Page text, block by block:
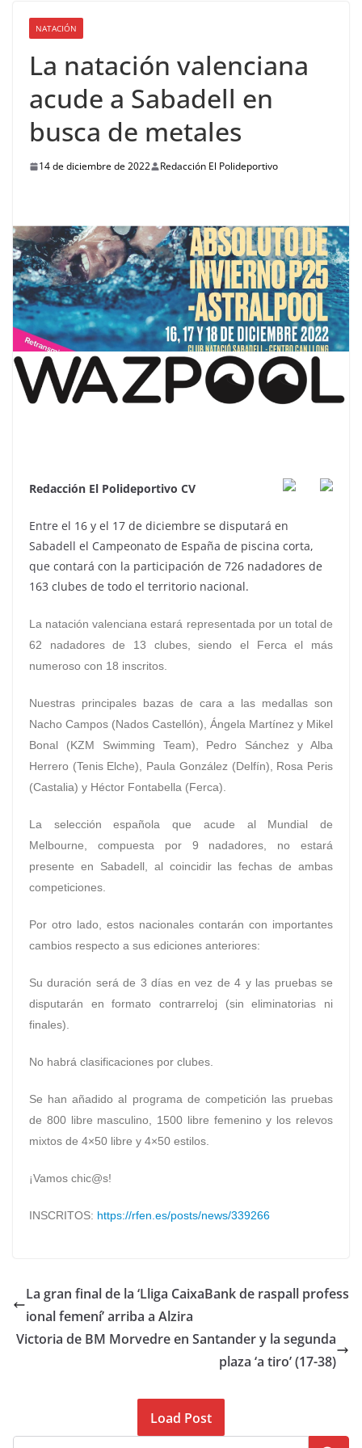
NATACIÓN
La natación valenciana
acude a Sabadell en
busca de metales
14 de diciembre de 2022 Redacción El Polideportivo
Redacción El Polideportivo CV
Entre el 16 y el 17 de diciembre se disputará en
Sabadell el Campeonato de España de piscina corta,
que contará con la participación de 726 nadadores de
163 clubes de todo el territorio nacional.
La natación valenciana estará representada por un total de
62 nadadores de 13 clubes, siendo el Ferca el más
numeroso con 18 inscritos.
Nuestras principales bazas de cara a las medallas son
Nacho Campos (Nados Castellón), Ángela Martínez y Mikel
Bonal (KZM Swimming Team), Pedro Sánchez y Alba
Herrero (Tenis Elche), Paula González (Delfín), Rosa Peris
(Castalia) y Héctor Fontabella (Ferca).
La selección española que acude al Mundial de
Melbourne, compuesta por 9 nadadores, no estará
presente en Sabadell, al coincidir las fechas de ambas
competiciones.
Por otro lado, estos nacionales contarán con importantes
cambios respecto a sus ediciones anteriores:
Su duración será de 3 días en vez de 4 y las pruebas se
disputarán en formato contrarreloj (sin eliminatorias ni
finales).
No habrá clasificaciones por clubes.
Se han añadido al programa de competición las pruebas
de 800 libre masculino, 1500 libre femenino y los relevos
mixtos de 4×50 libre y 4×50 estilos.
¡Vamos chic@s!
INSCRITOS: https://rfen.es/posts/news/339266
La gran final de la ‘Lliga CaixaBank de raspall profess
ional femení’ arriba a Alzira
Victoria de BM Morvedre en Santander y la segunda
plaza ‘a tiro’ (17-38)
Load Post